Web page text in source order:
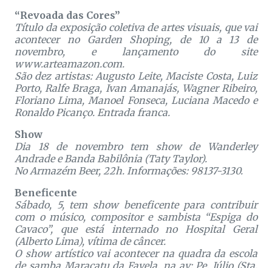
“Revoada das Cores”
Título da exposição coletiva de artes visuais, que vai
acontecer no Garden Shoping, de 10 a 13 de
novembro, e lançamento do site
www.arteamazon.com.
São dez artistas: Augusto Leite, Maciste Costa, Luiz
Porto, Ralfe Braga, Ivan Amanajás, Wagner Ribeiro,
Floriano Lima, Manoel Fonseca, Luciana Macedo e
Ronaldo Picanço. Entrada franca.
Show
Dia 18 de novembro tem show de Wanderley
Andrade e Banda Babilônia (Taty Taylor).
No Armazém Beer, 22h. Informações: 98137-3130.
Beneficente
Sábado, 5, tem show beneficente para contribuir
com o músico, compositor e sambista “Espiga do
Cavaco”, que está internado no Hospital Geral
(Alberto Lima), vítima de câncer.
O show artístico vai acontecer na quadra da escola
de samba Maracatu da Favela, na av: Pe. Júlio (Sta.